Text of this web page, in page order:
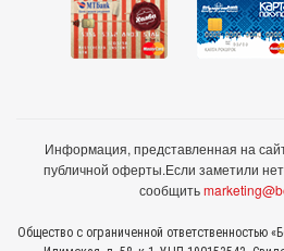
Информация, представленная на
публичной оферты.Если заметили
сообщить
Общество с ограниченной ответственностью